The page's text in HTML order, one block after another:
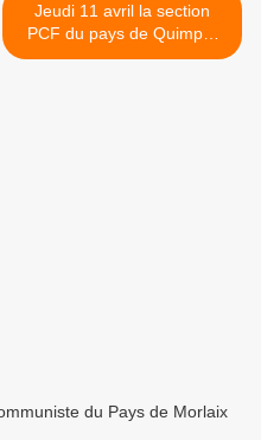
Jeudi 11 avril la section
PCF du pays de Quimper
recevait Gérard Streiff aux
du Pays de Morlaix